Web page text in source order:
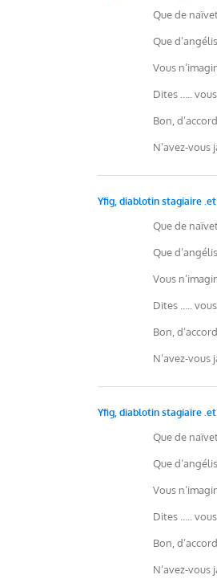
Que de
Que
Vous
Dites …..
Bon,
N’avez-
Yfig, diablotin stagiaire
Que de
Que
Vous
Dites …..
Bon,
N’avez-
Yfig, diablotin stagiaire
Que de
Que
Vous
Dites …..
Bon,
N’avez-